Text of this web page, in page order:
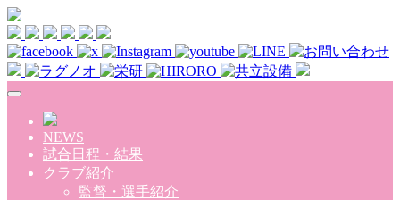
Skip to main content
NEWS
試合日程・結果
クラブ紹介
監督・選手紹介